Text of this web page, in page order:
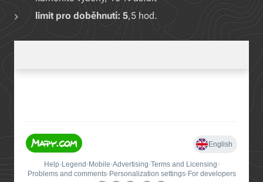
limit pro doběhnutí: 5,5 hod.